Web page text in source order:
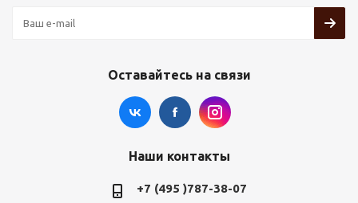
Оставайтесь на связи
Наши контакты
+7 (495 )787-38-07